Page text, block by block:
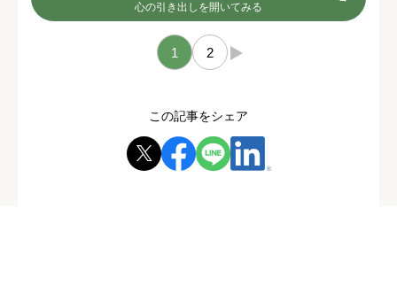
心の引き出しを開いてみる
1 2 →
この記事をシェア